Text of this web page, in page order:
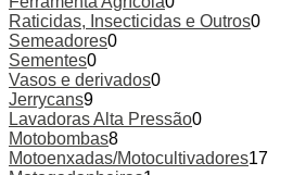
Raticidas, Insecticidas e Outros0
Semeadores0
Sementes0
Vasos e derivados0
Jerrycans9
Lavadoras Alta Pressão0
Motobombas8
Motoenxadas/Motocultivadores17